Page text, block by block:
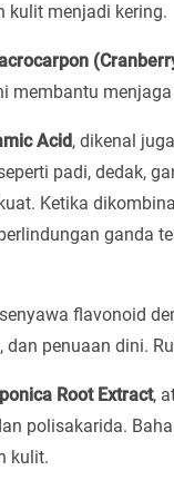
kulit menjadi kering.
membantu
Acid, dikenal
padi, dedak,
Ketika
ganda
flavonoid
dan penuaan dini.
Root Extract,
polisakarida.
kulit.